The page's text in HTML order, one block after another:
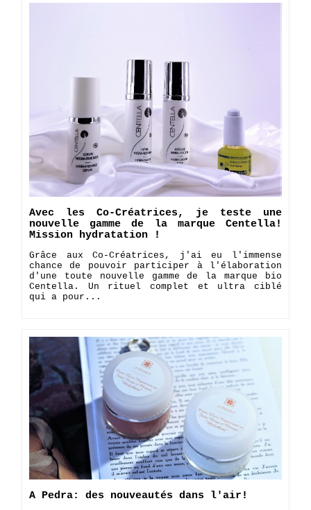
Avec les Co-Créatrices, je teste une
nouvelle gamme de la marque Centella!
Mission hydratation !
Grâce aux Co-Créatrices, j'ai eu l'immense
chance de pouvoir participer à l'élaboration
d'une toute nouvelle gamme de la marque bio
Centella. Un rituel complet et ultra ciblé
qui a pour...
A Pedra: des nouveautés dans l'air!